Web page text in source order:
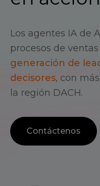
Los agentes IA de
procesos de
generación de
decisores, con
la región DACH.
Contáctenos